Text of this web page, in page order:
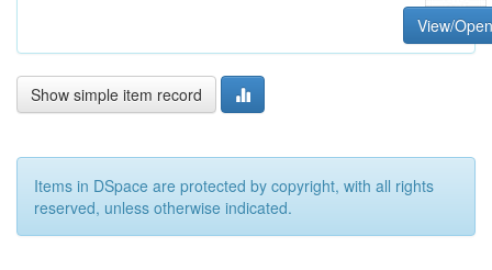
View/Open
Show simple item record
Items in DSpace are protected by copyright, with all rights
reserved, unless otherwise indicated.